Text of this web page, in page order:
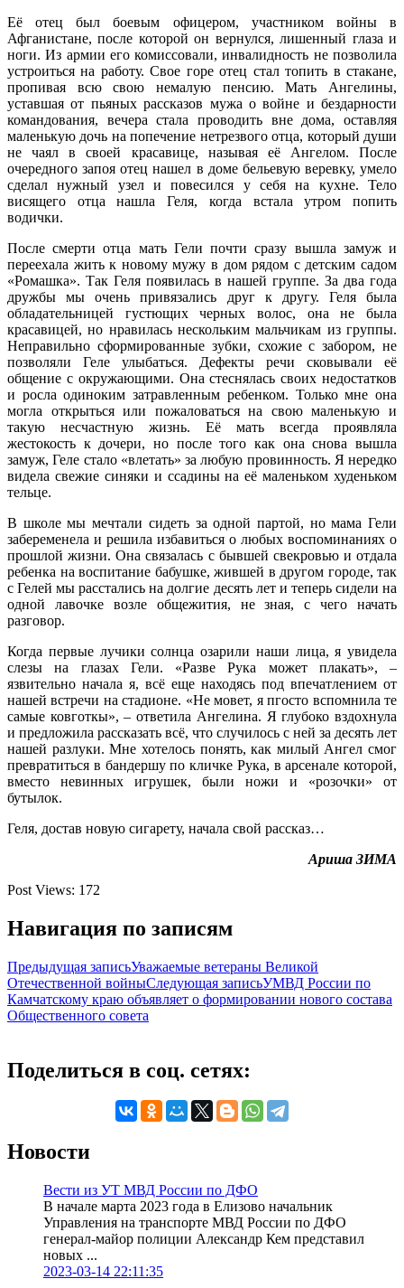
Её отец был боевым офицером, участником войны в
Афганистане, после которой он вернулся, лишенный глаза и
ноги. Из армии его комиссовали, инвалидность не позволила
устроиться на работу. Свое горе отец стал топить в стакане,
пропивая всю свою немалую пенсию. Мать Ангелины,
уставшая от пьяных рассказов мужа о войне и бездарности
командования, вечера стала проводить вне дома, оставляя
маленькую дочь на попечение нетрезвого отца, который души
не чаял в своей красавице, называя её Ангелом. После
очередного запоя отец нашел в доме бельевую веревку, умело
сделал нужный узел и повесился у себя на кухне. Тело
висящего отца нашла Геля, когда встала утром попить
водички.
После смерти отца мать Гели почти сразу вышла замуж и
переехала жить к новому мужу в дом рядом с детским садом
«Ромашка». Так Геля появилась в нашей группе. За два года
дружбы мы очень привязались друг к другу. Геля была
обладательницей густющих черных волос, она не была
красавицей, но нравилась нескольким мальчикам из группы.
Неправильно сформированные зубки, схожие с забором, не
позволяли Геле улыбаться. Дефекты речи сковывали её
общение с окружающими. Она стеснялась своих недостатков
и росла одиноким затравленным ребенком. Только мне она
могла открыться или пожаловаться на свою маленькую и
такую несчастную жизнь. Её мать всегда проявляла
жестокость к дочери, но после того как она снова вышла
замуж, Геле стало «влетать» за любую провинность. Я нередко
видела свежие синяки и ссадины на её маленьком худеньком
тельце.
В школе мы мечтали сидеть за одной партой, но мама Гели
забеременела и решила избавиться о любых воспоминаниях о
прошлой жизни. Она связалась с бывшей свекровью и отдала
ребенка на воспитание бабушке, жившей в другом городе, так
с Гелей мы расстались на долгие десять лет и теперь сидели на
одной лавочке возле общежития, не зная, с чего начать
разговор.
Когда первые лучики солнца озарили наши лица, я увидела
слезы на глазах Гели. «Разве Рука может плакать», –
язвительно начала я, всё еще находясь под впечатлением от
нашей встречи на стадионе. «Не мовет, я пгосто вспомнила те
самые ковготкы», – ответила Ангелина. Я глубоко вздохнула
и предложила рассказать всё, что случилось с ней за десять лет
нашей разлуки. Мне хотелось понять, как милый Ангел смог
превратиться в бандершу по кличке Рука, в арсенале которой,
вместо невинных игрушек, были ножи и «розочки» от
бутылок.
Геля, достав новую сигарету, начала свой рассказ…
Ариша ЗИМА
Post Views: 172
Навигация по записям
Предыдущая записьУважаемые ветераны Великой
Отечественной войныСледующая записьУМВД России по
Камчатскому краю объявляет о формировании нового состава
Общественного совета
Поделиться в соц. сетях:
Новости
Вести из УТ МВД России по ДФО
В начале марта 2023 года в Елизово начальник
Управления на транспорте МВД России по ДФО
генерал-майор полиции Александр Кем представил
новых ...
2023-03-14 22:11:35